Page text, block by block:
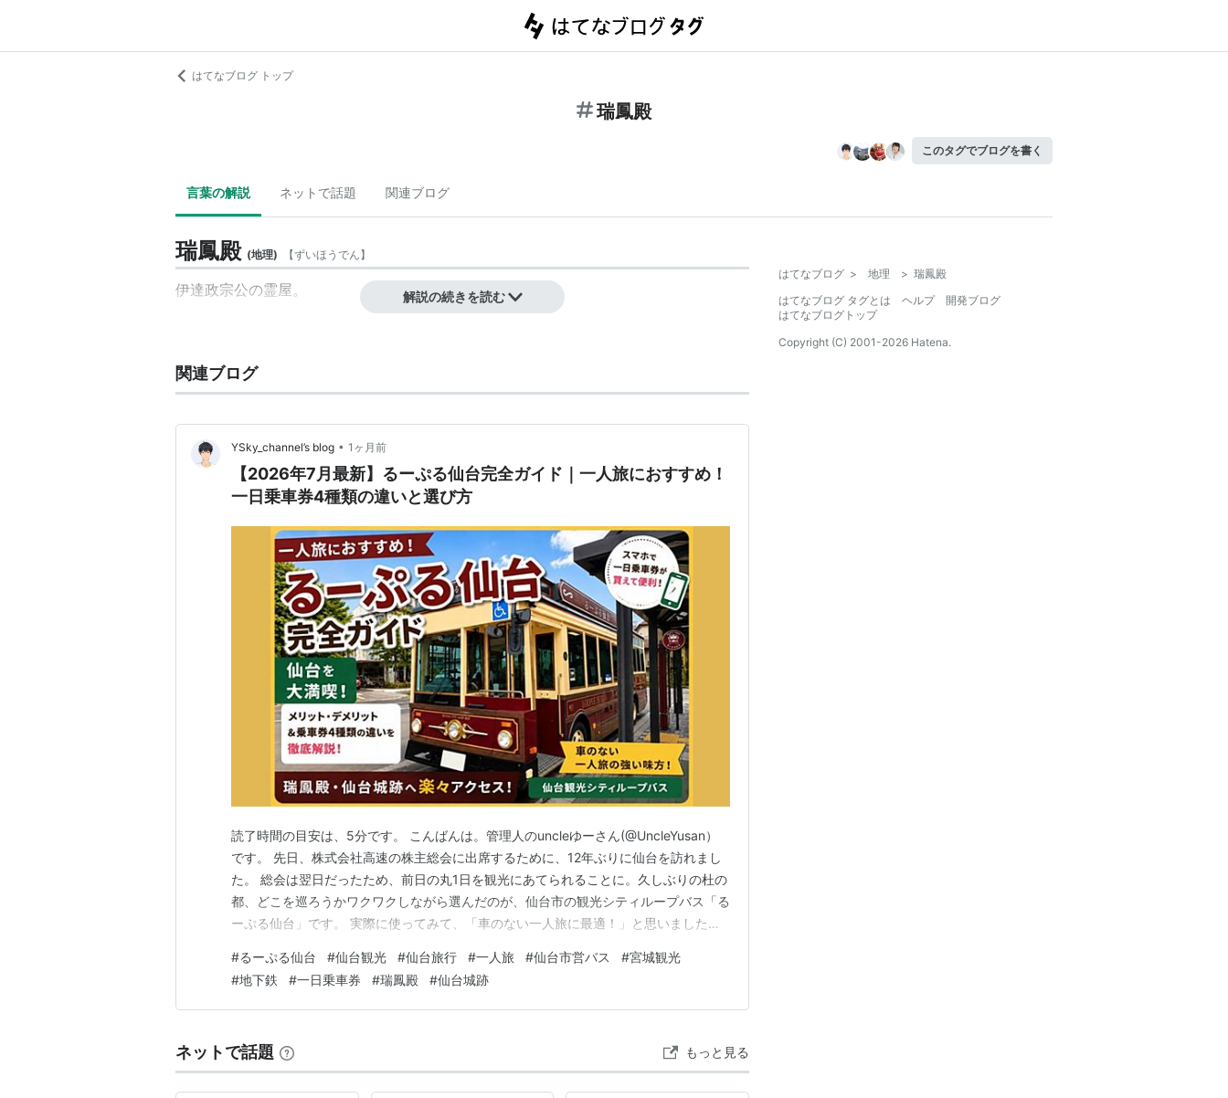
はてなブログ トップ
瑞鳳殿
このタグでブログを書く
言葉の解説 ネットで話題 関連ブログ
瑞鳳殿 (地理) 【ずいほうでん】
伊達政宗公の霊屋。 解説の続きを読む
関連ブログ
YSky_channel’s blog • 1ヶ月前
【2026年7月最新】るーぷる仙台完全ガイド｜一人旅におすすめ！
一日乗車券4種類の違いと選び方
読了時間の目安は、5分です。 こんばんは。管理人のuncleゆーさん(@UncleYusan）
です。 先日、株式会社高速の株主総会に出席するために、12年ぶりに仙台を訪れまし
た。 総会は翌日だったため、前日の丸1日を観光にあてられることに。久しぶりの杜の
都、どこを巡ろうかワクワクしながら選んだのが、仙台市の観光シティループバス「る
ーぷる仙台」です。 実際に使ってみて、「車のない一人旅に最適！」と思いました。
まとめました。 「るーぷる仙台」の概要 「一日乗車券」はスマホ購入がおすすめ！ 実
際に乗ってわかった4つのデメリ…
#るーぷる仙台 #仙台観光 #仙台旅行 #一人旅 #仙台市営バス #宮城観光
#地下鉄 #一日乗車券 #瑞鳳殿 #仙台城跡
ネットで話題 もっと見る
はてなブログ > 地理 > 瑞鳳殿
はてなブログ タグとは
ヘルプ
開発ブログ
はてなブログトップ
Copyright (C) 2001-2026 Hatena.